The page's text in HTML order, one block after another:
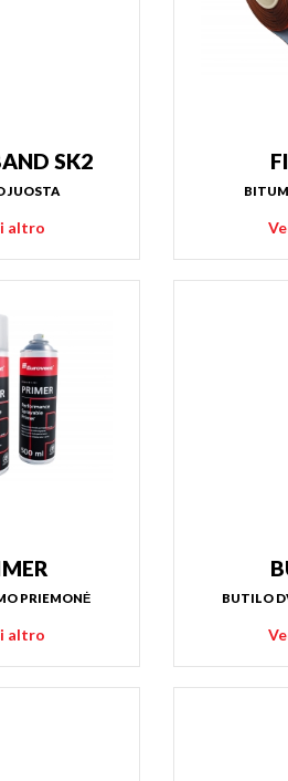
SK2
JUOSTA
altro
PRIEMONĖ
altro
BUTILO